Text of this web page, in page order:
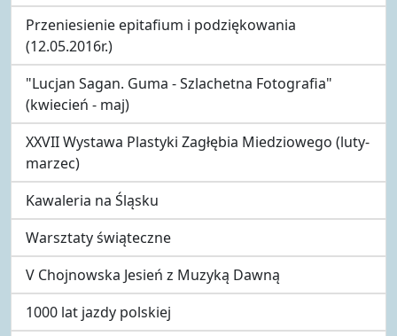
Przeniesienie epitafium i podziękowania
(12.05.2016r.)
"Lucjan Sagan. Guma - Szlachetna Fotografia"
(kwiecień - maj)
XXVII Wystawa Plastyki Zagłębia Miedziowego (luty-
marzec)
Kawaleria na Śląsku
Warsztaty świąteczne
V Chojnowska Jesień z Muzyką Dawną
1000 lat jazdy polskiej